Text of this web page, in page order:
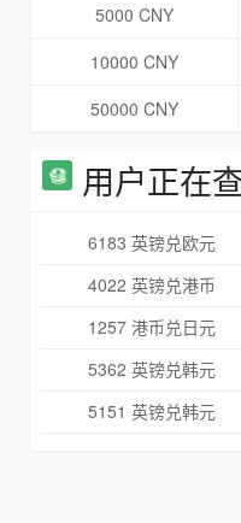
5000 CNY
10000 CNY
50000 CNY
用户正在
6183 英镑兑欧元
4022 英镑兑港币
1257 港币兑日元
5362 英镑兑韩元
5151 英镑兑韩元